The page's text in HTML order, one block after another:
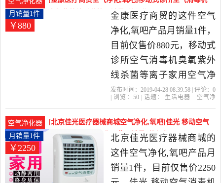
泽发货。
臭氧紫外线杀菌等月销量1件仅售880元
￥880
月销量1件
金康医疗商贸的这件空气
净化,氧吧产品月销量1件，
目前仅售价880元，移动式
诊所空气消毒机臭氧紫外
线杀菌等离子家用空气净
化器是2019年金康医疗商
比很高的空气净化,氧吧，
由河北 衡水发货。
发布时间：2019-04-28 08:39:58 | 评论： 0
| 浏览： 50| 话题： 生活电器
空气净
空气净化器
[北京佳光医疗器械商城空气净化,氧吧]佳光 移动空气
消毒机家用臭氧净化器紫月销量1件仅售2250元
￥2250
月销量1件
北京佳光医疗器械商城的
这件空气净化,氧吧产品月
销量1件，目前仅售价2250